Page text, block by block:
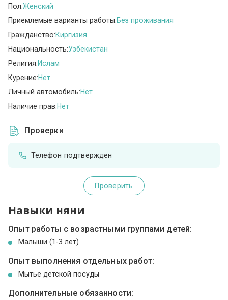
Пол:Женский
Приемлемые варианты работы:Без проживания
Гражданство:Киргизия
Национальность:Узбекистан
Религия:Ислам
Курение:Нет
Личный автомобиль:Нет
Наличие прав:Нет
Проверки
Телефон подтвержден
Проверить
Навыки няни
Опыт работы с возрастными группами детей:
Малыши (1-3 лет)
Опыт выполнения отдельных работ:
Мытье детской посуды
Дополнительные обязанности: